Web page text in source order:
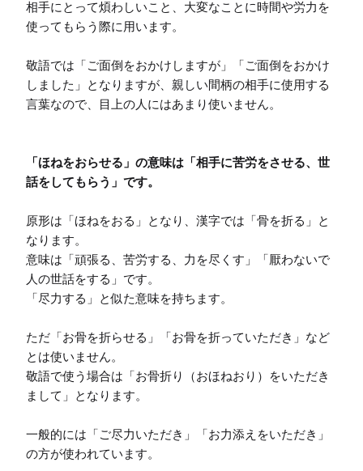
相手にとって煩わしいこと、大変なことに時間や労力を
使ってもらう際に用います。
敬語では「ご面倒をおかけしますが」「ご面倒をおかけ
しました」となりますが、親しい間柄の相手に使用する
言葉なので、目上の人にはあまり使いません。
「ほねをおらせる」の意味は「相手に苦労をさせる、世
話をしてもらう」です。
原形は「ほねをおる」となり、漢字では「骨を折る」と
なります。
意味は「頑張る、苦労する、力を尽くす」「厭わないで
人の世話をする」です。
「尽力する」と似た意味を持ちます。
ただ「お骨を折らせる」「お骨を折っていただき」など
とは使いません。
敬語で使う場合は「お骨折り（おほねおり）をいただき
まして」となります。
一般的には「ご尽力いただき」「お力添えをいただき」
の方が使われています。